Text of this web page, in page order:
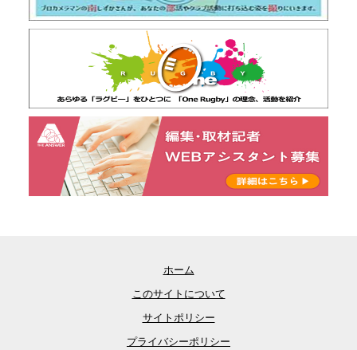
ホーム
このサイトについて
サイトポリシー
プライバシーポリシー